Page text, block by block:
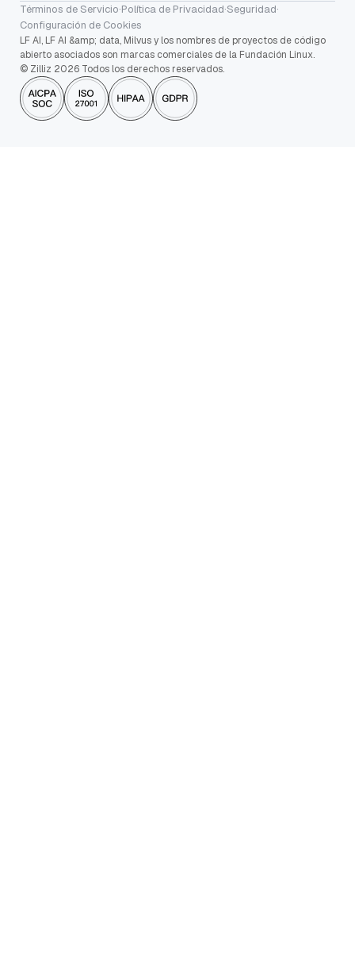
Términos de Servicio·Política de Privacidad·Seguridad·
Configuración de Cookies
LF AI, LF AI &amp; data, Milvus y los nombres de proyectos de código
abierto asociados son marcas comerciales de la Fundación Linux.
© Zilliz 2026 Todos los derechos reservados.